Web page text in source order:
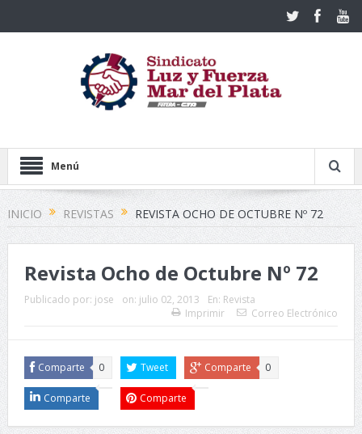
Menú
INICIO REVISTAS REVISTA OCHO DE OCTUBRE Nº 72
Revista Ocho de Octubre Nº 72
Publicado por: jose on: julio 02, 2013 En: Revista
Imprimir
Correo Electrónico
Comparte 0 Tweet Comparte 0
Comparte Comparte